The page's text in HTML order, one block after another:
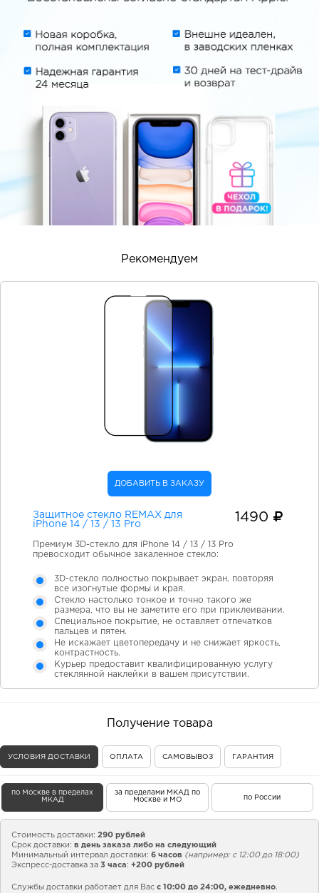
Рекомендуем
ДОБАВИТЬ В ЗАКАЗУ
Защитное стекло REMAX для
iPhone 14 / 13 / 13 Pro
1490
Премиум 3D-стекло для iPhone 14 / 13 / 13 Pro
превосходит обычное закаленное стекло:
3D-стекло полностью покрывает экран, повторяя
все изогнутые формы и края.
Стекло настолько тонкое и точно такого же
размера, что вы не заметите его при приклеивании.
Специальное покрытие, не оставляет отпечатков
пальцев и пятен.
Не искажает цветопередачу и не снижает яркость,
контрастность.
Курьер предоставит квалифицированную услугу
стеклянной наклейки в вашем присутствии.
Получение товара
УСЛОВИЯ ДОСТАВКИ ОПЛАТА САМОВЫВОЗ ГАРАНТИЯ
по Москве в пределах
МКАД
за пределами МКАД по
Москве и МО
по России
Стоимость доставки: 290 рублей
Срок доставки: в день заказа либо на следующий
Минимальный интервал доставки: 6 часов (например: с 12:00 до 18:00)
Экспресс-доставка за 3 часа : +200 рублей
Службы доставки работает для Вас с 10:00 до 24:00, ежедневно.